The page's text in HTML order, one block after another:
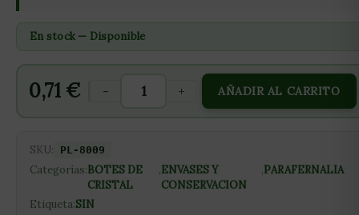
En stock — Disponible
0,71 € - + AÑADIR AL CARRITO
SKU: PL-8009
Categorías:BOTES DE
CRISTAL
,ENVASES Y
CONSERVACION
,PARAFERNALIA
Etiqueta:SIN